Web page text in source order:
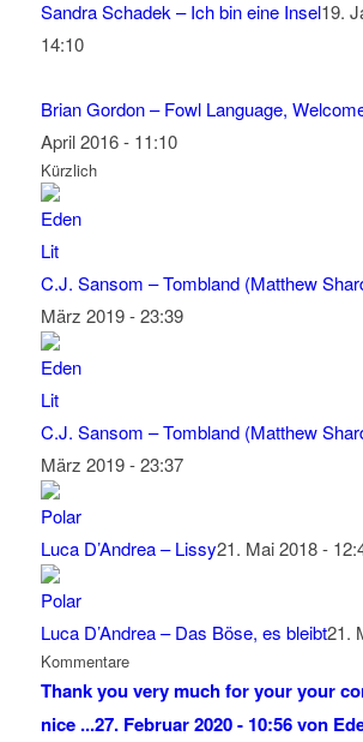
Sandra Schadek – Ich bin eine Insel19.
14:10
Brian Gordon – Fowl Language,
April 2016 - 11:10
Kürzlich
C.J. Sansom – Tombland (Matthew
März 2019 - 23:39
C.J. Sansom – Tombland (Matthew
März 2019 - 23:37
Luca D’Andrea – Lissy21. Mai 2018 -
Luca D’Andrea – Das Böse, es bleibt21.
Kommentare
Thank you very much for your your
nice ...27. Februar 2020 - 10:56 von